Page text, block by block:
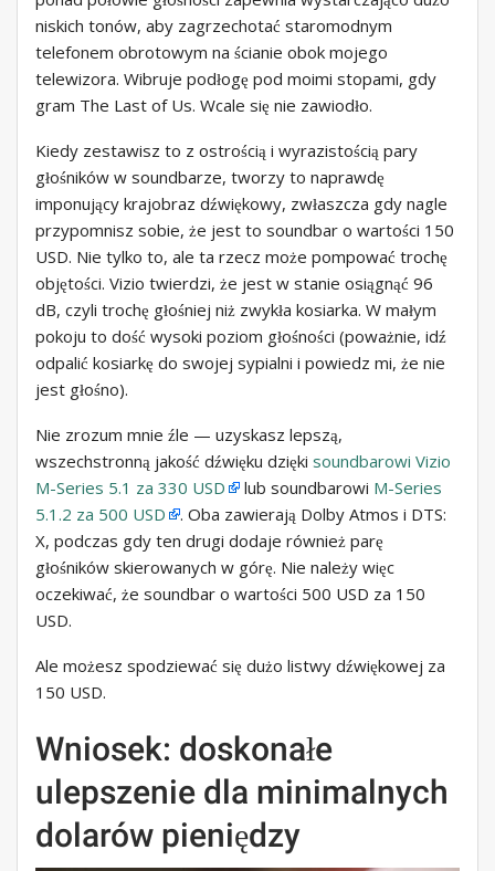
niskich tonów, aby zagrzechotać staromodnym
telefonem obrotowym na ścianie obok mojego
telewizora. Wibruje podłogę pod moimi stopami, gdy
gram The Last of Us. Wcale się nie zawiodło.
Kiedy zestawisz to z ostrością i wyrazistością pary
głośników w soundbarze, tworzy to naprawdę
imponujący krajobraz dźwiękowy, zwłaszcza gdy nagle
przypomnisz sobie, że jest to soundbar o wartości 150
USD. Nie tylko to, ale ta rzecz może pompować trochę
objętości. Vizio twierdzi, że jest w stanie osiągnąć 96
dB, czyli trochę głośniej niż zwykła kosiarka. W małym
pokoju to dość wysoki poziom głośności (poważnie, idź
odpalić kosiarkę do swojej sypialni i powiedz mi, że nie
jest głośno).
Nie zrozum mnie źle — uzyskasz lepszą,
wszechstronną jakość dźwięku dzięki soundbarowi Vizio
M-Series 5.1 za 330 USD
lub soundbarowi M-Series
5.1.2 za 500 USD
. Oba zawierają Dolby Atmos i DTS:
X, podczas gdy ten drugi dodaje również parę
głośników skierowanych w górę. Nie należy więc
oczekiwać, że soundbar o wartości 500 USD za 150
USD.
Ale możesz spodziewać się dużo listwy dźwiękowej za
150 USD.
Wniosek: doskonałe
ulepszenie dla minimalnych
dolarów pieniędzy